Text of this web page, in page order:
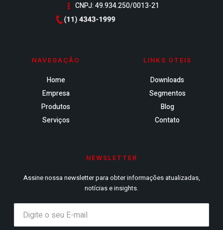
CNPJ: 49.934.250/0013-21
NAVEGAÇÃO
Home
Empresa
Produtos
Serviços
LINKS ÚTEIS
Downloads
Segmentos
Blog
Contato
NEWSLETTER
Assine nossa newsletter para obter informações atualizadas,
notícias e insights.